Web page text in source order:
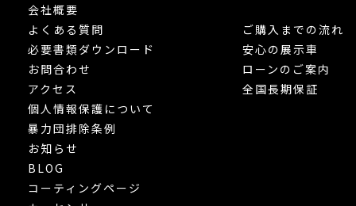
会社概要
よくある質問
必要書類ダウンロード
お問合わせ
アクセス
個人情報保護について
暴力団排除条例
お知らせ
BLOG
ご購入までの流れ
安心の展示車
ローンのご案内
全国長期保証
コーティングページ